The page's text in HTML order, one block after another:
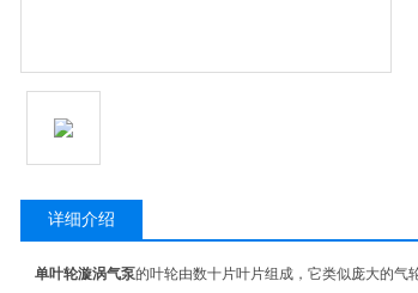
详细介绍
单叶轮漩涡气泵的叶轮由数十片叶片组成，它类似庞大的气